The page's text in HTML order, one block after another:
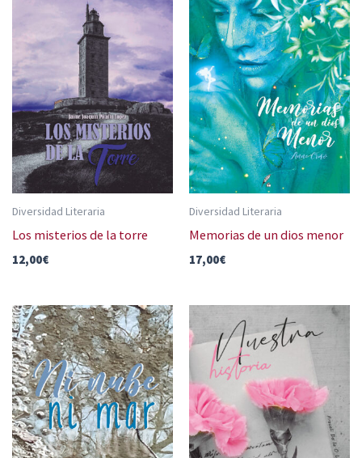
Diversidad Literaria
Los misterios de la torre
12,00€
Diversidad Literaria
Memorias de un dios menor
17,00€